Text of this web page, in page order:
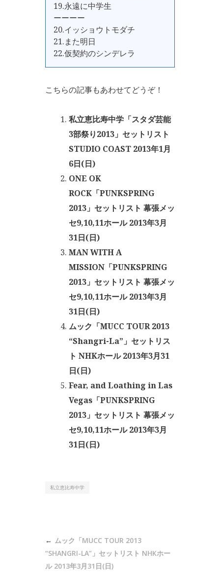
19.永遠に中学生
ーーーー
20.イッショウトモダチ
21.また明日
22.仮契約のシンデレラ
こちらの記事もあわせてどうぞ！
私立恵比寿中学「スタダ芸能
3部祭り2013」セットリスト
STUDIO COAST 2013年1月
6日(日)
ONE OK
ROCK「PUNKSPRING
2013」セットリスト 幕張メッ
セ9,10,11ホール 2013年3月
31日(日)
MAN WITH A
MISSION「PUNKSPRING
2013」セットリスト 幕張メッ
セ9,10,11ホール 2013年3月
31日(日)
ムック「MUCC TOUR 2013
“Shangri-La”」セットリス
ト NHKホール 2013年3月31
日(日)
Fear, and Loathing in Las
Vegas「PUNKSPRING
2013」セットリスト 幕張メッ
セ9,10,11ホール 2013年3月
31日(日)
私立恵比寿中学
ムック「MUCC TOUR 2013
“SHANGRI-LA”」セットリスト NHKホー
ル 2013年3月31日(日)